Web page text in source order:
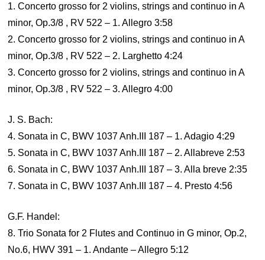
1. Concerto grosso for 2 violins, strings and continuo in A
minor, Op.3/8 , RV 522 – 1. Allegro 3:58
2. Concerto grosso for 2 violins, strings and continuo in A
minor, Op.3/8 , RV 522 – 2. Larghetto 4:24
3. Concerto grosso for 2 violins, strings and continuo in A
minor, Op.3/8 , RV 522 – 3. Allegro 4:00
J. S. Bach:
4. Sonata in C, BWV 1037 Anh.III 187 – 1. Adagio 4:29
5. Sonata in C, BWV 1037 Anh.III 187 – 2. Allabreve 2:53
6. Sonata in C, BWV 1037 Anh.III 187 – 3. Alla breve 2:35
7. Sonata in C, BWV 1037 Anh.III 187 – 4. Presto 4:56
G.F. Handel:
8. Trio Sonata for 2 Flutes and Continuo in G minor, Op.2,
No.6, HWV 391 – 1. Andante – Allegro 5:12